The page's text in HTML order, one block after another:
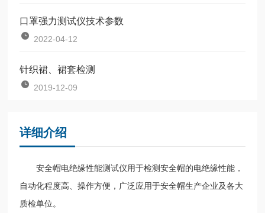
口罩强力测试仪技术参数
2022-04-12
针织裙、裙套检测
2019-12-09
详细介绍
安全帽电绝缘性能测试仪用于检测安全帽的电绝缘性能，
自动化程度高、操作方便，广泛应用于安全帽生产企业及各大
质检单位。